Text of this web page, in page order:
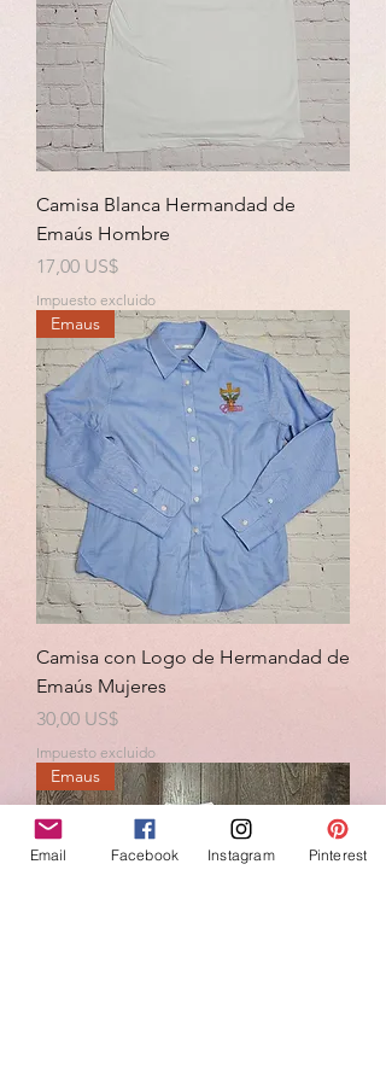
Camisa Blanca Hermandad de
Emaús Hombre
Precio
17,00 US$
Impuesto excluido
Emaus
Camisa con Logo de Hermandad de
Emaús Mujeres
Precio
30,00 US$
Impuesto excluido
Emaus
Email Facebook Instagram Pinterest